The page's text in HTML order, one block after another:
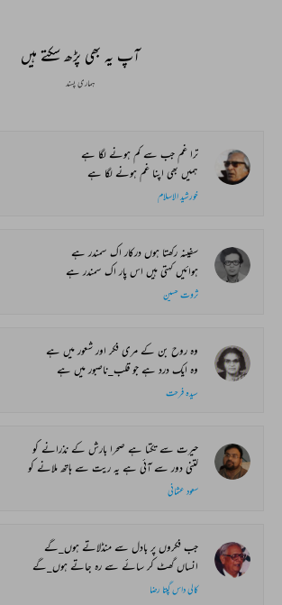
آپ یہ بھی پڑھ سکتے ہیں
ہماری پسند
ترا غم جب سے کم ہونے لگا ہے
ہمیں بھی اپنا غم ہونے لگا ہے
خورشید الاسلام
سفینہ رکھتا ہوں درکار اک سمندر ہے
ہوائیں کہتی ہیں اس پار اک سمندر ہے
ثروت حسین
وہ روح بن کے مری فکر اور شعور میں ہے
وہ ایک درد ہے جو قلب_ناصبور میں ہے
سیدہ فرحت
حیرت سے تکتا ہے صحرا بارش کے نذرانے کو
کتنی دور سے آئی ہے یہ ریت سے ہاتھ ملانے کو
سعود عثمانی
جب فکروں پر بادل سے منڈلاتے ہوں_گے
انساں گھٹ کر سائے سے رہ جاتے ہوں_گے
کالی داس گپتا رضا